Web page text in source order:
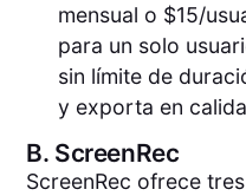
mensual o $15/
para un solo
sin límite de
y exporta en
B. ScreenRec
ScreenRec ofrece